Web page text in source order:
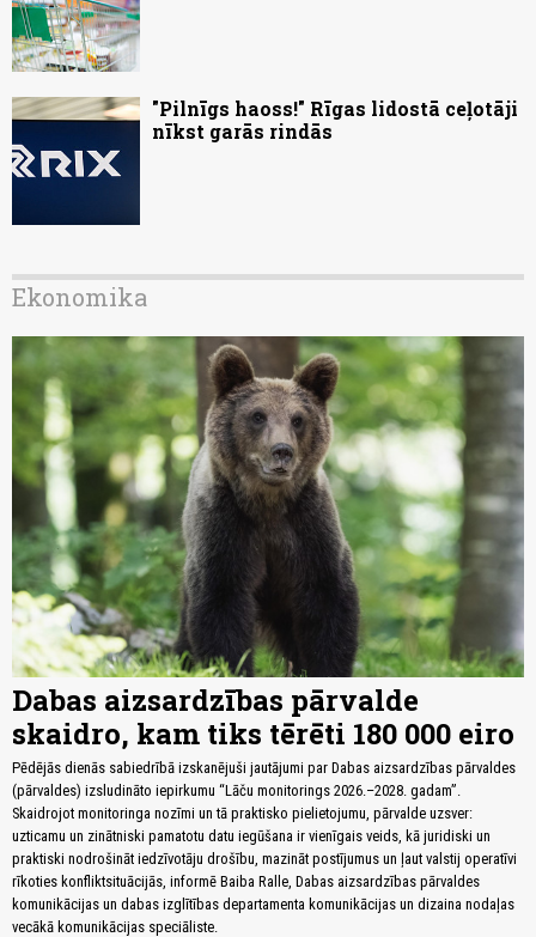
"Pilnīgs haoss!" Rīgas lidostā ceļotāji
nīkst garās rindās
Ekonomika
Dabas aizsardzības pārvalde
skaidro, kam tiks tērēti 180 000 eiro
Pēdējās dienās sabiedrībā izskanējuši jautājumi par Dabas aizsardzības pārvaldes
(pārvaldes) izsludināto iepirkumu “Lāču monitorings 2026.–2028. gadam”.
Skaidrojot monitoringa nozīmi un tā praktisko pielietojumu, pārvalde uzsver:
uzticamu un zinātniski pamatotu datu iegūšana ir vienīgais veids, kā juridiski un
praktiski nodrošināt iedzīvotāju drošību, mazināt postījumus un ļaut valstij operatīvi
rīkoties konfliktsituācijās, informē Baiba Ralle, Dabas aizsardzības pārvaldes
komunikācijas un dabas izglītības departamenta komunikācijas un dizaina nodaļas
vecākā komunikācijas speciāliste.